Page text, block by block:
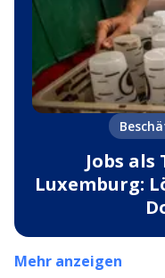
Jobs
Luxemburg:
Mehr anzeigen